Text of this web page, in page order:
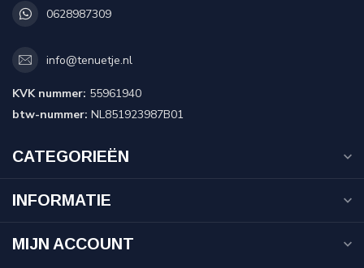
0628987309
info@tenuetje.nl
KVK nummer: 55961940
btw-nummer: NL851923987B01
CATEGORIEËN
INFORMATIE
MIJN ACCOUNT